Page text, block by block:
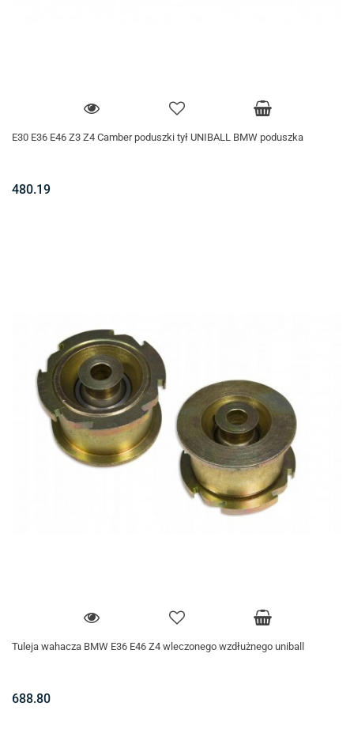
E30 E36 E46 Z3 Z4 Camber poduszki tył UNIBALL BMW poduszka
480.19
Tuleja wahacza BMW E36 E46 Z4 wleczonego wzdłużnego uniball
688.80